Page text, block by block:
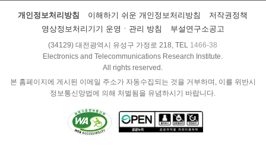
개인정보처리방침 이해하기 쉬운 개인정보처리방침
저작권정책
영상정보처리기기 운영ㆍ관리 방침
부설연구소공고
(34129) 대전광역시 유성구 가정로 218, TEL 1466-38
Electronics and Telecommunications Research Institute.
All rights reserved.
본 홈페이지에 게시된 이메일 주소가 자동수집되는 것을 거부하며, 이를 위반시
정보통신망법에 의해 처벌됨을 유념하시기 바랍니다.